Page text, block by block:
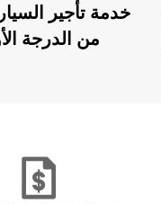
خدمة تأجير
من الدرجة